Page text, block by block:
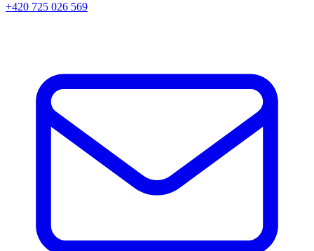
+420 725 026 569